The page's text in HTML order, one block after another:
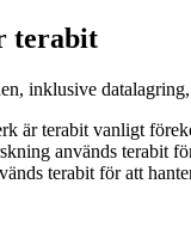
terabit
inklusive
är terabit vanligt
används terabit
terabit för att